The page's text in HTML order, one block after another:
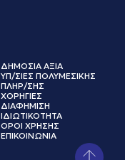
ΔΗΜΟΣΙΑ ΑΞΙΑ
ΥΠ/ΣΙΕΣ ΠΟΛΥΜΕΣΙΚΗΣ
ΠΛΗΡ/ΣΗΣ
ΧΟΡΗΓΙΕΣ
ΔΙΑΦΗΜΙΣΗ
ΙΔΙΩΤΙΚΟΤΗΤΑ
ΟΡΟΙ ΧΡΗΣΗΣ
ΕΠΙΚΟΙΝΩΝΙΑ